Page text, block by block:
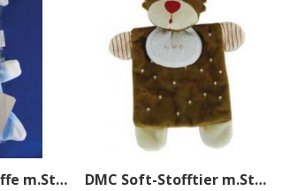
DMC Plüsch-Giraffe m.Stickfeld, blau DMC Soft-Stofftier m.Stf. Bär *